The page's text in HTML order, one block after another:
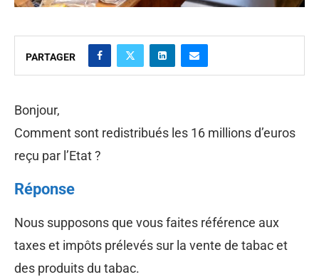
PARTAGER
Bonjour,
Comment sont redistribués les 16 millions d’euros
reçu par l’Etat ?
Réponse
Nous supposons que vous faites référence aux
taxes et impôts prélevés sur la vente de tabac et
des produits du tabac.